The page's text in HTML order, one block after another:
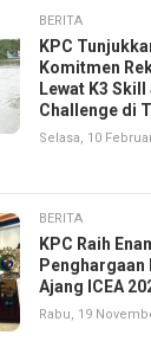
BERITA
KPC
Komitmen
Lewat K3 Skill
Challenge di
Selasa, 10
BERITA
KPC Raih
Penghargaan
Ajang ICEA
Rabu, 19